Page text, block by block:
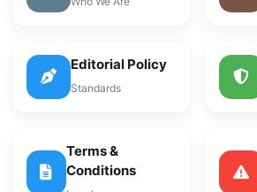
Editorial Policy
Standards
Terms &
Conditions